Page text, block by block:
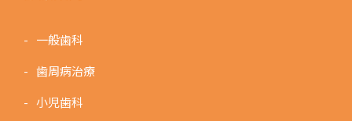
一般歯科
歯周病治療
小児歯科